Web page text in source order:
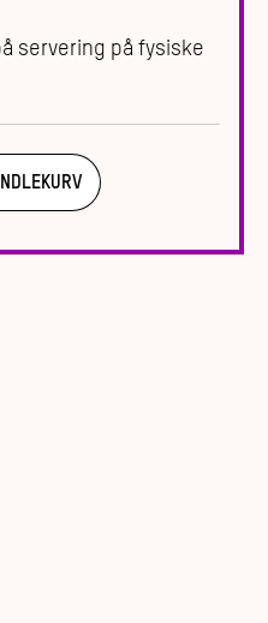
servering på fysiske